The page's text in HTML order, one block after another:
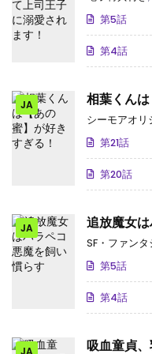
第5話
第4話
JA 相葉くん
シーモアオリ
第21話
第20話
JA 追放魔女
SF・ファンタ
第5話
第4話
JA 吸血童貞、